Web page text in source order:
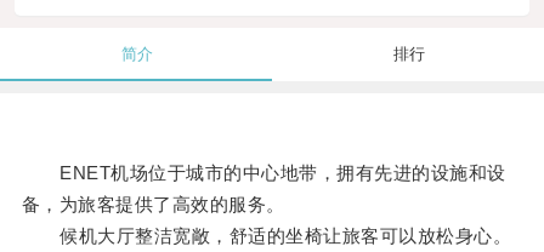
简介 排行
ENET机场位于城市的中心地带，拥有先进的设施和设
备，为旅客提供了高效的服务。
候机大厅整洁宽敞，舒适的坐椅让旅客可以放松身心。